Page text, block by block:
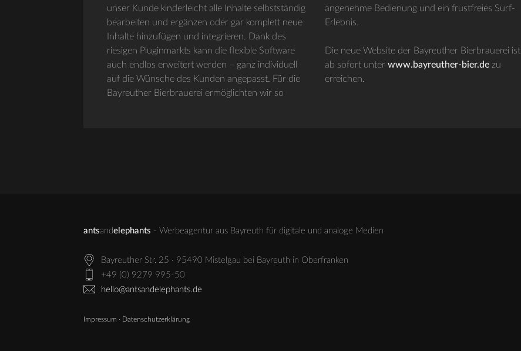
unser Kunde kinderleicht alle Inhalte selbstständig
bearbeiten und ergänzen oder gar komplett neue
Inhalte hinzufügen und integrieren. Dank des
riesigen Pluginmarkts kann die flexible Software
auch endlos erweitert werden – ganz individuell
auf die Wünsche des Kunden angepasst. Für die
Bayreuther Bierbrauerei ermöglichten wir so
angenehme Bedienung und ein frustfreies Surf-
Erlebnis.
Die neue Website der Bayreuther Bierbrauerei ist
ab sofort unter www.bayreuther-bier.de zu
erreichen.
antsandelephants - Werbeagentur aus Bayreuth für digitale und analoge Medien
Bayreuther Str. 25 · 95490 Mistelgau bei Bayreuth in Oberfranken
+49 (0) 9279 995-50
hello@antsandelephants.de
Impressum · Datenschutzerklärung